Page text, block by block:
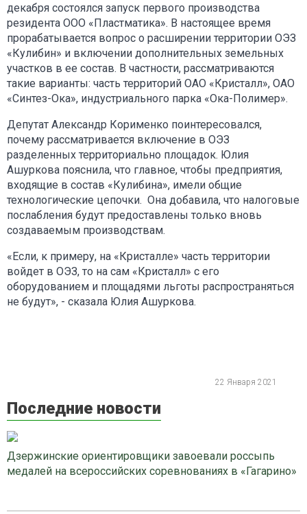
декабря состоялся запуск первого производства
резидента ООО «Пластматика». В настоящее время
прорабатывается вопрос о расширении территории ОЭЗ
«Кулибин» и включении дополнительных земельных
участков в ее состав. В частности, рассматриваются
такие варианты: часть территорий ОАО «Кристалл», ОАО
«Синтез-Ока», индустриального парка «Ока-Полимер».
Депутат Александр Корименко поинтересовался,
почему рассматривается включение в ОЭЗ
разделенных территориально площадок. Юлия
Ашуркова пояснила, что главное, чтобы предприятия,
входящие в состав «Кулибина», имели общие
технологические цепочки. Она добавила, что налоговые
послабления будут предоставлены только вновь
создаваемым производствам.
«Если, к примеру, на «Кристалле» часть территории
войдет в ОЭЗ, то на сам «Кристалл» с его
оборудованием и площадями льготы распространяться
не будут», - сказала Юлия Ашуркова.
22 Января 2021
Последние новости
Дзержинские ориентировщики завоевали россыпь
медалей на всероссийских соревнованиях в «Гагарино»